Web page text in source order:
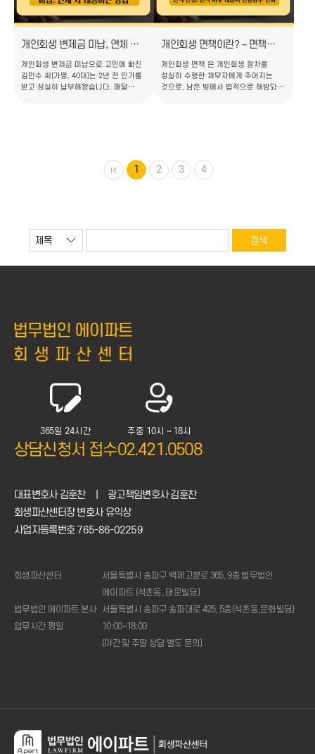
사업이 실패하면서 빚더미에
앉았습니다. 은행 대출 8천만 원, 카드빚
2천만 원, 지인에게 빌린 돈 3천만 원…
받아야지"라는 말을 합니다. 박민수
씨처럼 개인회생 절차를 밟는 많은
분들이 개시결정과 인가결정의 차이를
개인회생 변제금 미납, 연체 시
어떻게 대응해야 할까요?
개인회생 변제금 미납으로 고민에 빠진
김민수 씨(가명, 40대)는 2년 전 인가를
받고 성실히 납부해왔습니다. 매달
3개월이면 개인회생이 폐지된다는데,
“이대로 포기해야 하나? 지금까지 낸
개인회생 면책이란? – 면책
신청/면책 이후 대출과 신용점수
변화
개인회생 면책 은 개인회생 절차를
성실히 수행한 채무자에게 주어지는
것으로, 남은 빚에서 법적으로 해방되는
제외한 나머지 개인회생채권에 대한
책임이 면제되어 채권자들은 더 이상
1 2 3 4
365일 24시간
상담신청서 접수
주중 10시 ~ 18시
02.421.0508
대표변호사 김훈찬
광고책임변호사 김훈찬
회생파산센터장 변호사 유익상
사업자등록번호 765-86-02259
회생파산센터
서울특별시 송파구 백제고분로 365, 9층 법무법인
에이파트 (석촌동, 태문빌딩)
법무법인 에이파트 본사
서울특별시 송파구 송파대로 425, 5층(석촌동,문화빌딩)
업무시간 평일
10:00~18:00
(야간 및 주말 상담 별도 문의)